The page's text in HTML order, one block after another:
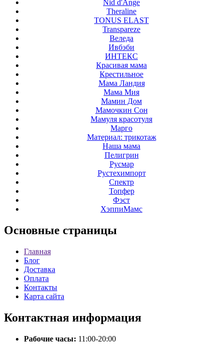
Nid d'Ange
Theraline
TONUS ELAST
Transpareze
Веледа
Ивбэби
ИНТЕКС
Красивая мама
Крестильное
Мама Ландия
Мама Мия
Мамин Дом
Мамочкин Сон
Мамуля красотуля
Марго
Материал: трикотаж
Наша мама
Пелигрин
Русмар
Рустехимпорт
Спектр
Топфер
Фэст
ХэппиМамс
Основные страницы
Главная
Блог
Доставка
Оплата
Контакты
Карта сайта
Контактная информация
Рабочие часы: 11:00-20:00